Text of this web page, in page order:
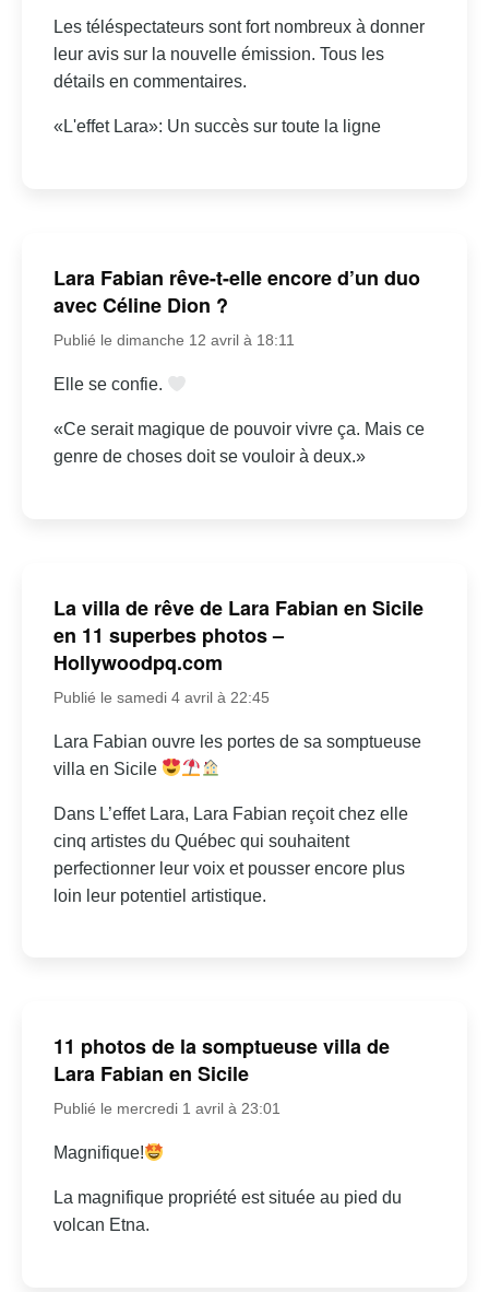
Les téléspectateurs sont fort nombreux à donner
leur avis sur la nouvelle émission. Tous les
détails en commentaires.
«L'effet Lara»: Un succès sur toute la ligne
Lara Fabian rêve-t-elle encore d’un duo
avec Céline Dion ?
Publié le dimanche 12 avril à 18:11
Elle se confie.
«Ce serait magique de pouvoir vivre ça. Mais ce
genre de choses doit se vouloir à deux.»
La villa de rêve de Lara Fabian en Sicile
en 11 superbes photos –
Hollywoodpq.com
Publié le samedi 4 avril à 22:45
Lara Fabian ouvre les portes de sa somptueuse
villa en Sicile
Dans L’effet Lara, Lara Fabian reçoit chez elle
cinq artistes du Québec qui souhaitent
perfectionner leur voix et pousser encore plus
loin leur potentiel artistique.
11 photos de la somptueuse villa de
Lara Fabian en Sicile
Publié le mercredi 1 avril à 23:01
Magnifique!
La magnifique propriété est située au pied du
volcan Etna.